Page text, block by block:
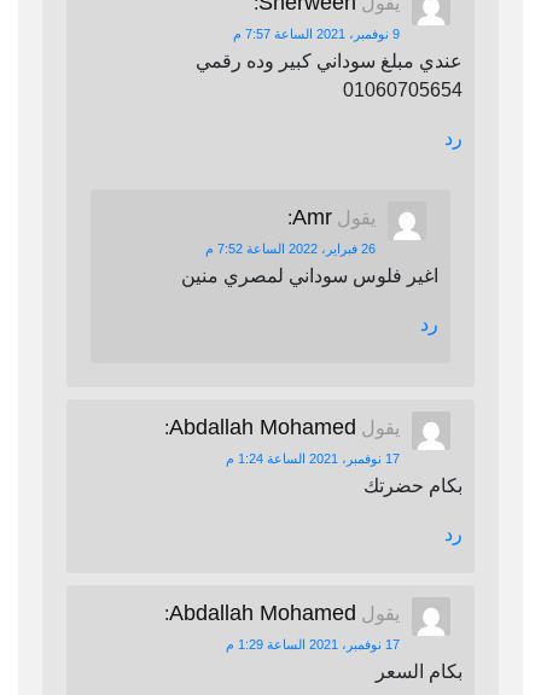
9 نوفمبر، 2021 الساعة 7:57 م
عندي مبلغ سوداني كبير وده رقمي
01060705654
رد
يقول Amr
:
26 فبراير، 2022 الساعة 7:52 م
اغير فلوس سوداني لمصري منين
رد
يقول Abdallah Mohamed
:
17 نوفمبر، 2021 الساعة 1:24 م
بكام حضرتك
رد
يقول Abdallah Mohamed
:
17 نوفمبر، 2021 الساعة 1:29 م
بكام السعر